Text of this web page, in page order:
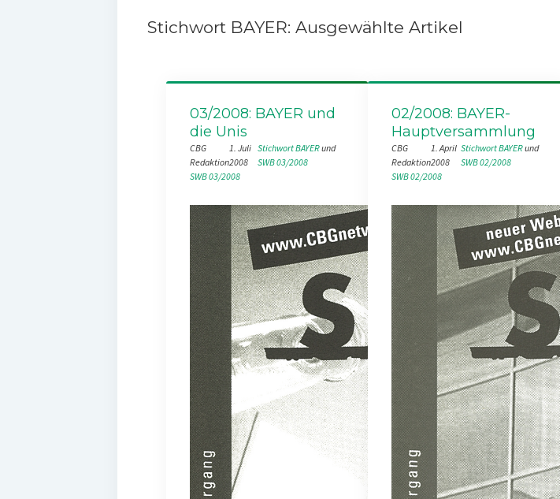
Stichwort BAYER: Ausgewählte Artikel
03/2008: BAYER und
die Unis
CBG
Redaktion
1. Juli
2008
Stichwort BAYER
und
SWB 03/2008
SWB 03/2008
02/2008: BAYER-
Hauptversammlung
CBG
Redaktion
1. April
2008
Stichwort BAYER
und
SWB 02/2008
SWB 02/2008